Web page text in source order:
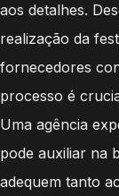
aos detalhes.
realização da
fornecedores
processo é
Uma agência
pode auxiliar na
adequem tanto